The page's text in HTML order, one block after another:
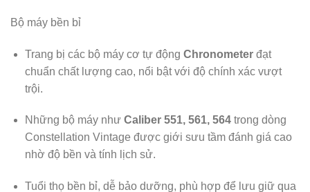
Bộ máy bền bỉ
Trang bị các bộ máy cơ tự động Chronometerđạt
chuẩn chất lượng cao, nổi bật với độ chính xác vượt
trội.
Những bộ máy như Caliber 551, 561, 564trong dòng
Constellation Vintage được giới sưu tầm đánh giá cao
nhờ độ bền và tính lịch sử.
Tuổi thọ bền bỉ, dễ bảo dưỡng, phù hợp để lưu giữ qua